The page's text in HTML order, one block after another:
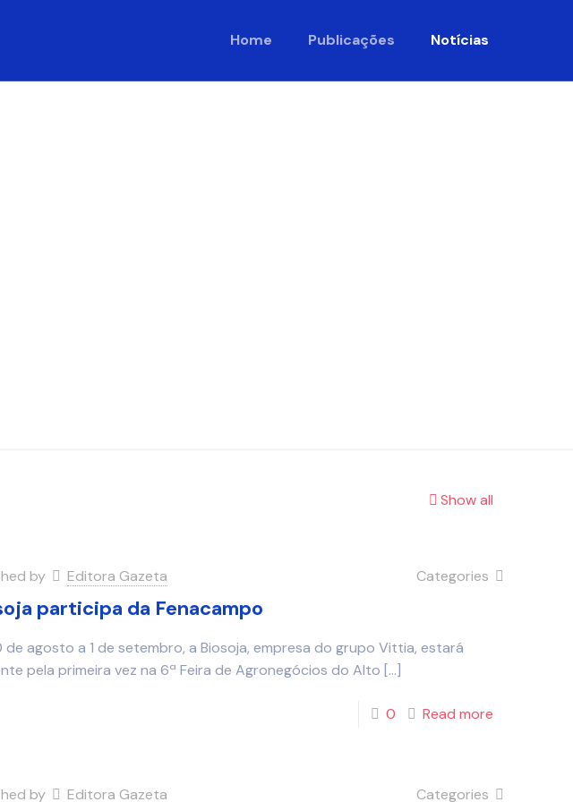
Home Publicações Notícias
Show all
by Editora Gazeta Categories
participa da Fenacampo
de agosto a 1 de setembro, a Biosoja, empresa do grupo Vittia, estará
pela primeira vez na 6ª Feira de Agronegócios do Alto […]
0 Read more
by Editora Gazeta Categories